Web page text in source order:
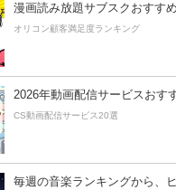
漫画読み放題サブスクおすす
オリコン顧客満足度ランキング
2026年動画配信サービスおす
CS動画配信サービス20選
毎週の音楽ランキングから、